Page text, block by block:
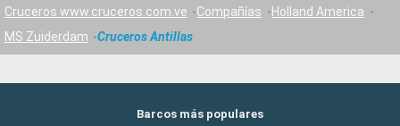
Cruceros www.cruceros.com.ve Compañías
Holland America
MS Zuiderdam
Cruceros Antillas
Barcos más populares